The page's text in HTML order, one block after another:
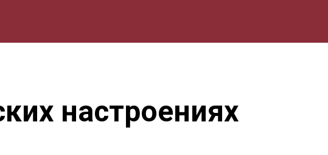
настроениях